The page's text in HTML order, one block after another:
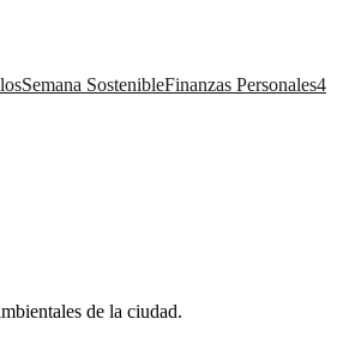
Semana SostenibleFinanzas Personales4
de la ciudad.